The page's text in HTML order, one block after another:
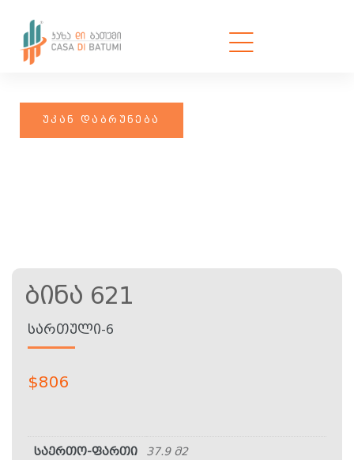
Ბინა 621
ᲡᲐᲠᲗᲣᲚᲘ-6
$806
საერთო-ფართი 37.9 მ2